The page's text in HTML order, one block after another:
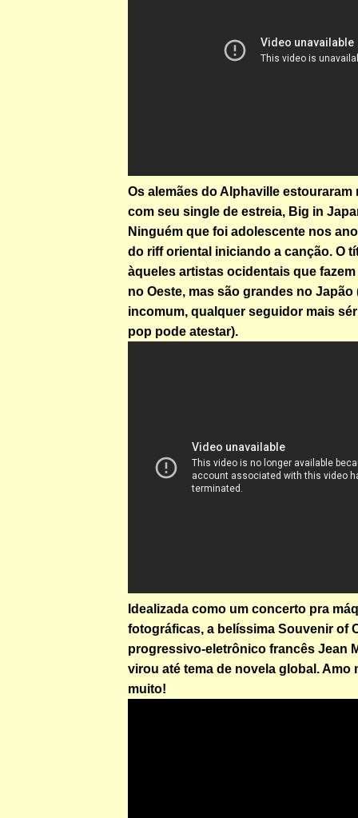
Os alemães do Alphaville estouraram
com seu single de estreia, Big in
Ninguém que foi adolescente nos
do riff oriental iniciando a canção. O
àqueles artistas ocidentais que
no Oeste, mas são grandes no Japão
incomum, qualquer seguidor mais
pop pode atestar).
Idealizada como um concerto pra
fotográficas, a belíssima Souvenir of
progressivo-eletrônico francês Jean
virou até tema de novela global. Amo
muito!